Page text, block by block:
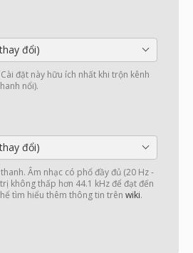
đổi)
đặt này hữu ích nhất khi trộn kênh
nổi).
đổi)
Âm nhạc có phổ đầy đủ (20 Hz -
không thấp hơn 44.1 kHz để đạt đến
tìm hiểu thêm thông tin trên wiki.